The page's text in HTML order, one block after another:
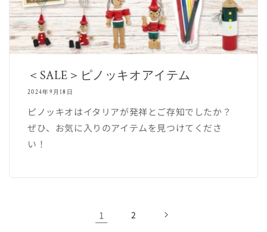
＜SALE＞ピノッキオアイテム
2024年9月18日
ピノッキオはイタリアが発祥とご存知でしたか？
ぜひ、お気に入りのアイテムを見つけてくださ
い！
1 2